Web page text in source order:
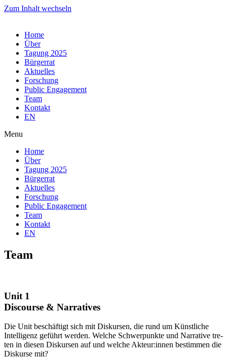
Zum Inhalt wechseln
Home
Über
Tagung 2025
Bürgerrat
Aktuelles
Forschung
Public Engagement
Team
Kontakt
EN
Menu
Home
Über
Tagung 2025
Bürgerrat
Aktuelles
Forschung
Public Engagement
Team
Kontakt
EN
Team
Unit 1
Discourse & Narratives
Die Unit beschäf­tigt sich mit Dis­kur­sen, die rund um Künst­li­che
Intel­li­genz geführt wer­den. Wel­che Schwer­punk­te und Nar­ra­ti­ve tre­
ten in die­sen Dis­kur­sen auf und wel­che Akteur:innen bestim­men die
Dis­kur­se mit?